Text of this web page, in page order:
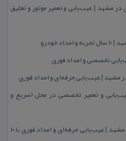
مشهد | عیب‌یابی و تعمیر موتور و تعلیق
خودرو
تخصصی و امداد فوری
| عیب‌یابی حرفه‌ای و امداد فوری
و تعمیر تخصصی در محل (سریع و
تعمیرگاه تخصصی كوییك در مشهد | عیب‌یابی حرفه‌ای و امداد فوری با ۱۰